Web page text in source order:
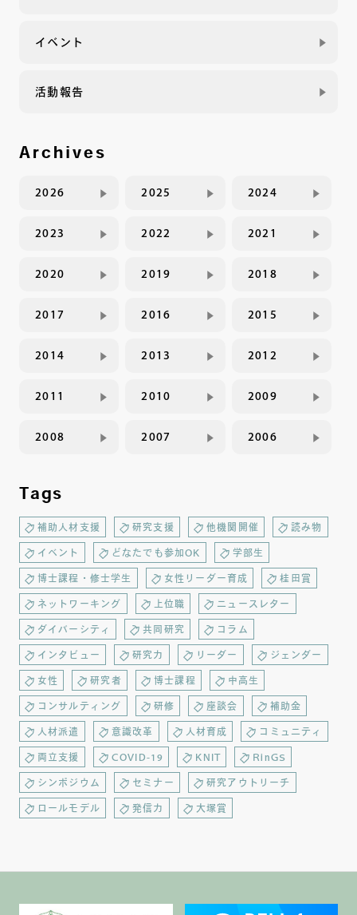
イベント
活動報告
Archives
2026 2025 2024
2023 2022 2021
2020 2019 2018
2017 2016 2015
2014 2013 2012
2011 2010 2009
2008 2007 2006
Tags
補助人材支援 研究支援 他機関開催 読み物
イベント どなたでも参加OK 学部生
博士課程・修士学生 女性リーダー育成 桂田賞
ネットワーキング 上位職 ニュースレター
ダイバーシティ 共同研究 コラム
インタビュー 研究力 リーダー ジェンダー
女性 研究者 博士課程 中高生
コンサルティング 研修 座談会 補助金
人材派遣 意識改革 人材育成 コミュニティ
両立支援 COVID-19 KNIT RinGS
シンポジウム セミナー 研究アウトリーチ
ロールモデル 発信力 大塚賞